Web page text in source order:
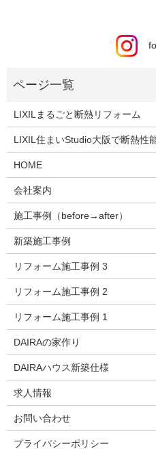
LIXILまるごと断熱リフォーム
LIXIL住まいStudio大阪で断熱性
HOME
会社案内
施工事例（before→after）
新築施工事例
リフォーム施工事例 3
リフォーム施工事例 2
リフォーム施工事例 1
DAIRAの家作り
DAIRAハウス新築仕様
求人情報
お問い合わせ
プライバシーポリシー